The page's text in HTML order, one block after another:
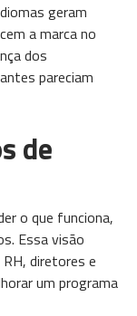
geram
a marca no
dos
pareciam
de
o que funciona,
Essa visão
diretores e
um programa